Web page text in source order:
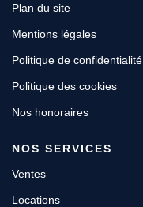
Plan du site
Mentions légales
Politique de confidentialité
Politique des cookies
Nos honoraires
NOS SERVICES
Ventes
Locations